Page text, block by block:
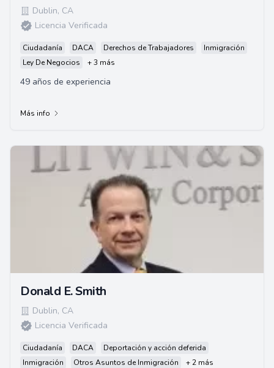
Dublin, CA
Licencia Verificada
Ciudadanía DACA Derechos de Trabajadores
Inmigración
Ley De Negocios
+ 3 más
49 años de experiencia
Más info
Donald E. Smith
Dublin, CA
Licencia Verificada
Ciudadanía DACA
Deportación y acción deferida
Inmigración
Otros Asuntos de Inmigración + 2 más